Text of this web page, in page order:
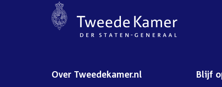
Over Tweedekamer.nl Blijf